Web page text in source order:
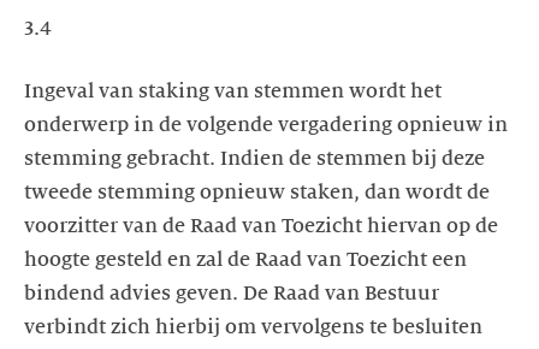
3.4
Ingeval van staking van stemmen wordt het
onderwerp in de volgende vergadering opnieuw in
stemming gebracht. Indien de stemmen bij deze
tweede stemming opnieuw staken, dan wordt de
voorzitter van de Raad van Toezicht hiervan op de
hoogte gesteld en zal de Raad van Toezicht een
bindend advies geven. De Raad van Bestuur
verbindt zich hierbij om vervolgens te besluiten